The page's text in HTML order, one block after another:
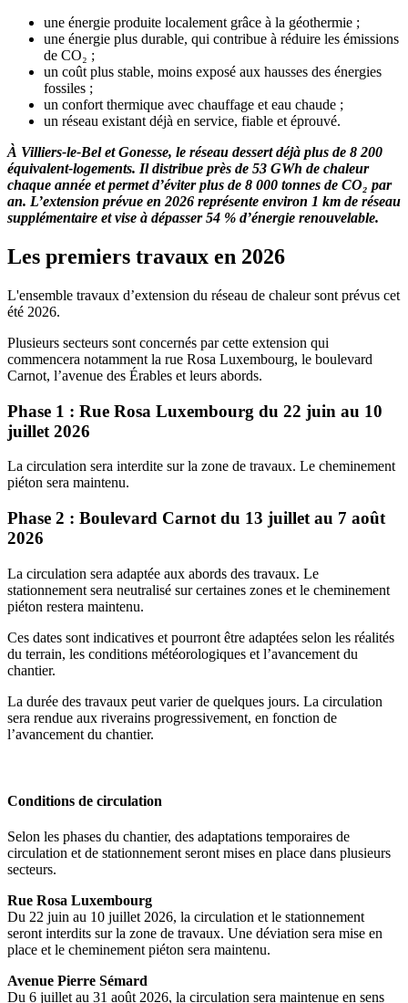
une énergie produite localement grâce à la géothermie ;
une énergie plus durable, qui contribue à réduire les émissions
de CO₂ ;
un coût plus stable, moins exposé aux hausses des énergies
fossiles ;
un confort thermique avec chauffage et eau chaude ;
un réseau existant déjà en service, fiable et éprouvé.
À Villiers-le-Bel et Gonesse, le réseau dessert déjà plus de 8 200
équivalent-logements. Il distribue près de 53 GWh de chaleur
chaque année et permet d’éviter plus de 8 000 tonnes de CO₂ par
an. L’extension prévue en 2026 représente environ 1 km de réseau
supplémentaire et vise à dépasser 54 % d’énergie renouvelable.
Les premiers travaux en 2026
L'ensemble travaux d’extension du réseau de chaleur sont prévus cet
été 2026.
Plusieurs secteurs sont concernés par cette extension qui
commencera notamment la rue Rosa Luxembourg, le boulevard
Carnot, l’avenue des Érables et leurs abords.
Phase 1 : Rue Rosa Luxembourg du 22 juin au 10
juillet 2026
La circulation sera interdite sur la zone de travaux. Le cheminement
piéton sera maintenu.
Phase 2 : Boulevard Carnot du 13 juillet au 7 août
2026
La circulation sera adaptée aux abords des travaux. Le
stationnement sera neutralisé sur certaines zones et le cheminement
piéton restera maintenu.
Ces dates sont indicatives et pourront être adaptées selon les réalités
du terrain, les conditions météorologiques et l’avancement du
chantier.
La durée des travaux peut varier de quelques jours. La circulation
sera rendue aux riverains progressivement, en fonction de
l’avancement du chantier.
Conditions de circulation
Selon les phases du chantier, des adaptations temporaires de
circulation et de stationnement seront mises en place dans plusieurs
secteurs.
Rue Rosa Luxembourg
Du 22 juin au 10 juillet 2026, la circulation et le stationnement
seront interdits sur la zone de travaux. Une déviation sera mise en
place et le cheminement piéton sera maintenu.
Avenue Pierre Sémard
Du 6 juillet au 31 août 2026, la circulation sera maintenue en sens